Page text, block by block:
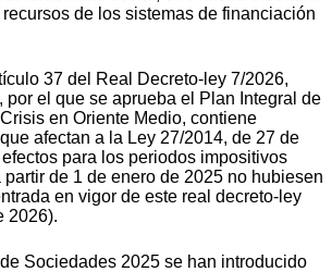
de los sistemas de financiación
37 del Real Decreto-ley 7/2026,
por el que se aprueba el Plan Integral de
en Oriente Medio, contiene
afectan a la Ley 27/2014, de 27 de
para los periodos impositivos
de 1 de enero de 2025 no hubiesen
en vigor de este real decreto-ley
2026).
Sociedades 2025 se han introducido